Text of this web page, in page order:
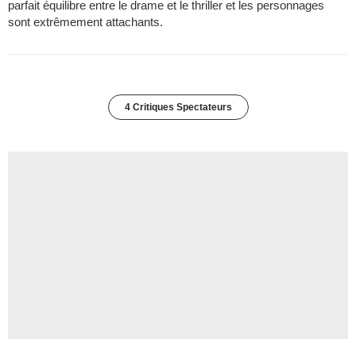
parfait équilibre entre le drame et le thriller et les personnages
sont extrêmement attachants.
4 Critiques Spectateurs